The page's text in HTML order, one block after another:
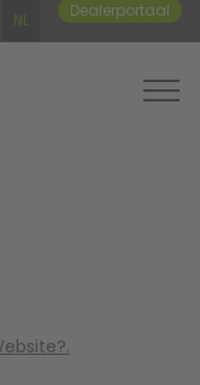
Vaste
Dealerportaal
NL